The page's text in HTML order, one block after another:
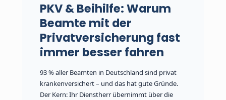
PKV & Beihilfe: Warum
Beamte mit der
Privatversicherung fast
immer besser fahren
93 % aller Beamten in Deutschland sind privat
krankenversichert – und das hat gute Gründe.
Der Kern: Ihr Dienstherr übernimmt über die